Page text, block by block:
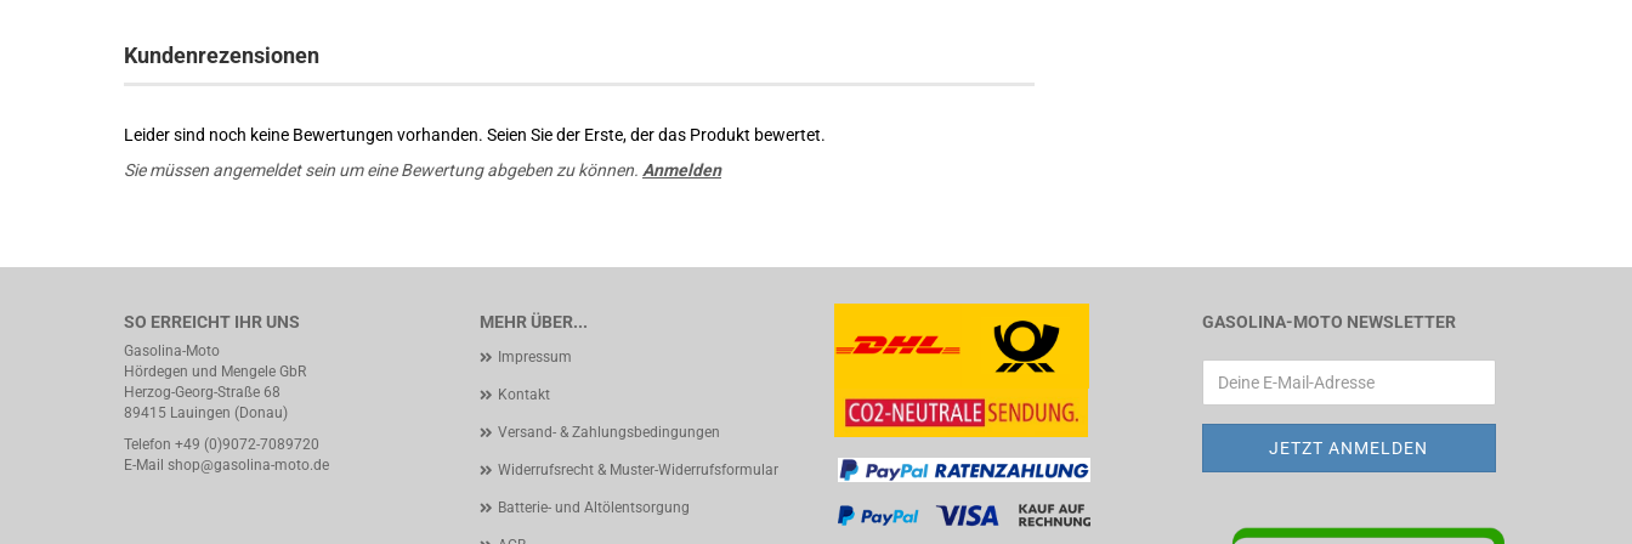
Kundenrezensionen
Leider sind noch keine Bewertungen vorhanden. Seien Sie der Erste, der das Produkt bewertet.
Sie müssen angemeldet sein um eine Bewertung abgeben zu können. Anmelden
MEHR ÜBER...
Impressum
Kontakt
Versand- & Zahlungsbedingungen
Widerrufsrecht & Muster-Widerrufsformular
Batterie- und Altölentsorgung
GASOLINA-MOTO NEWSLETTER
SO ERREICHT IHR UNS
Gasolina-Moto
Hördegen und Mengele GbR
Herzog-Georg-Straße 68
89415 Lauingen (Donau)
Telefon +49 (0)9072-7089720
E-Mail shop@gasolina-moto.de